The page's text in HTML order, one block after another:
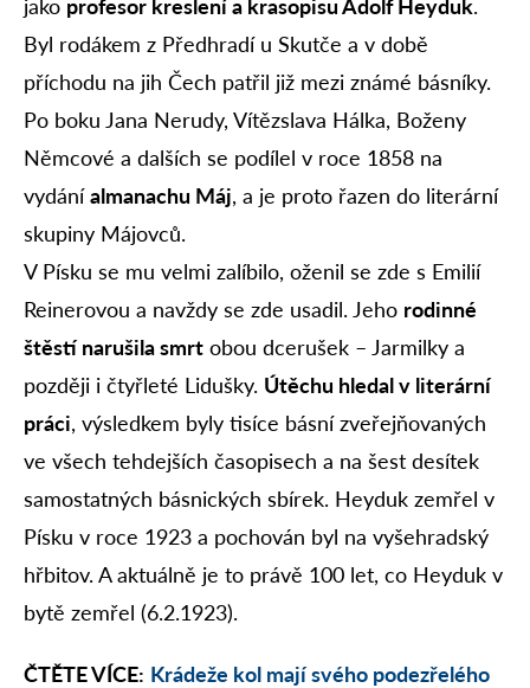
jako profesor kreslení a krasopisu Adolf Heyduk.
Byl rodákem z Předhradí u Skutče a v době
příchodu na jih Čech patřil již mezi známé básníky.
Po boku Jana Nerudy, Vítězslava Hálka, Boženy
Němcové a dalších se podílel v roce 1858 na
vydáníalmanachu Máj, a je proto řazen do literární
skupiny Májovců.
V Písku se mu velmi zalíbilo, oženil se zde s Emilií
Reinerovou a navždy se zde usadil. Jeho rodinné
štěstí narušila smrt obou dcerušek – Jarmilky a
později i čtyřleté Lidušky. Útěchu hledal v literární
práci, výsledkem byly tisíce básní zveřejňovaných
ve všech tehdejších časopisech a na šest desítek
samostatných básnických sbírek. Heyduk zemřel v
Písku v roce 1923 a pochován byl na vyšehradský
hřbitov. A aktuálně je to právě 100 let, co Heyduk v
bytě zemřel (6.2.1923).
ČTĚTE VÍCE: Krádeže kol mají svého podezřelého